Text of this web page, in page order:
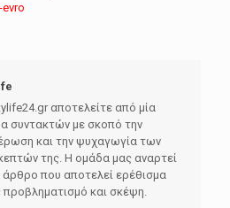
αποτελείτε από μία
συντακτών με σκοπό την
και την ψυχαγωγία των
της. Η ομάδα μας αναρτεί
που αποτελεί ερέθισμα
και σκέψη.